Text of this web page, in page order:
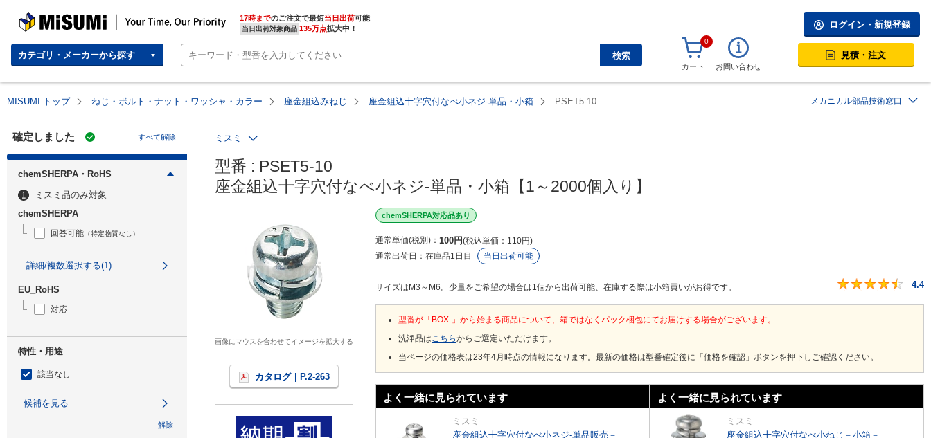
MISUMI | Your Time, Our Priority 17時までのご注文で最短当日出荷
当日出荷対象商品 135万点拡大中！
カテゴリ・メーカーから探す 検索
ログイン・新規登録
0
カート お問い合わせ
見積・注文
MISUMI トップ ねじ・ボルト・ナット・ワッシャ・カラー 座金組込みねじ 座金組込十字穴付なべ小ネジ-単品・小箱 PSET5-10 メカニカル部品技術窓口
確定しました すべて解除
chemSHERPA・RoHS
ミスミ品のみ対象
chemSHERPA
回答可能 （特定物質なし）
詳細/複数選択する(1)
EU_RoHS
対応
特性・用途
該当なし
候補を見る
解除
ミスミ
型番 : PSET5-10
座金組込十字穴付なべ小ネジ-単品・小箱【1～2000個入り】
画像にマウスを合わせてイメージを拡大する
カタログ | P.2-263
chemSHERPA対応品あり
通常単価(税別) 100円 税込単価 110円
通常出荷日： 在庫品1日目 当日出荷可能
サイズはM3～M6。少量をご希望の場合は1個から出荷可能、在庫する際は小箱買いがお得です。 4.4
型番が「BOX-」から始まる商品について、箱ではなくパック梱包にてお届けする場合がございます。
洗浄品はこちらからご選定いただけます。
当ページの価格表は23年4月時点の情報になります。最新の価格は型番確定後に「価格を確認」ボタンを押下しご確認ください。
よく一緒に見られています
ミスミ
座金組込十字穴付なべ小ネジ-単品販売－
よく一緒に見られています
ミスミ
座金組込十字穴付なべ小ねじ－小箱－